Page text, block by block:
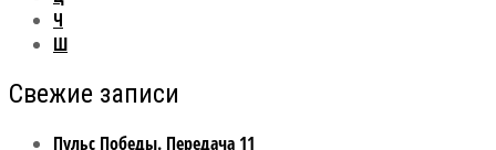
Ч
Ш
Свежие записи
Пульс Победы. Передача 11